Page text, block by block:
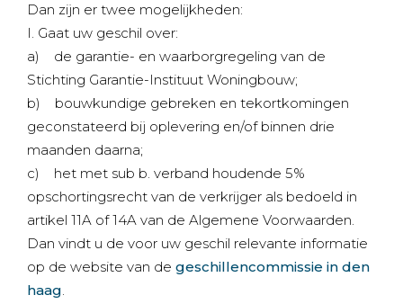
Dan zijn er twee mogelijkheden:
I. Gaat uw geschil over:
a) de garantie- en waarborgregeling van de
Stichting Garantie-Instituut Woningbouw;
b) bouwkundige gebreken en tekortkomingen
geconstateerd bij oplevering en/of binnen drie
maanden daarna;
c) het met sub b. verband houdende 5%
opschortingsrecht van de verkrijger als bedoeld in
artikel 11A of 14A van de Algemene Voorwaarden.
Dan vindt u de voor uw geschil relevante informatie
op de website van de geschillencommissie in den
haag.